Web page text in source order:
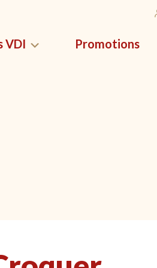
VDI Promotions